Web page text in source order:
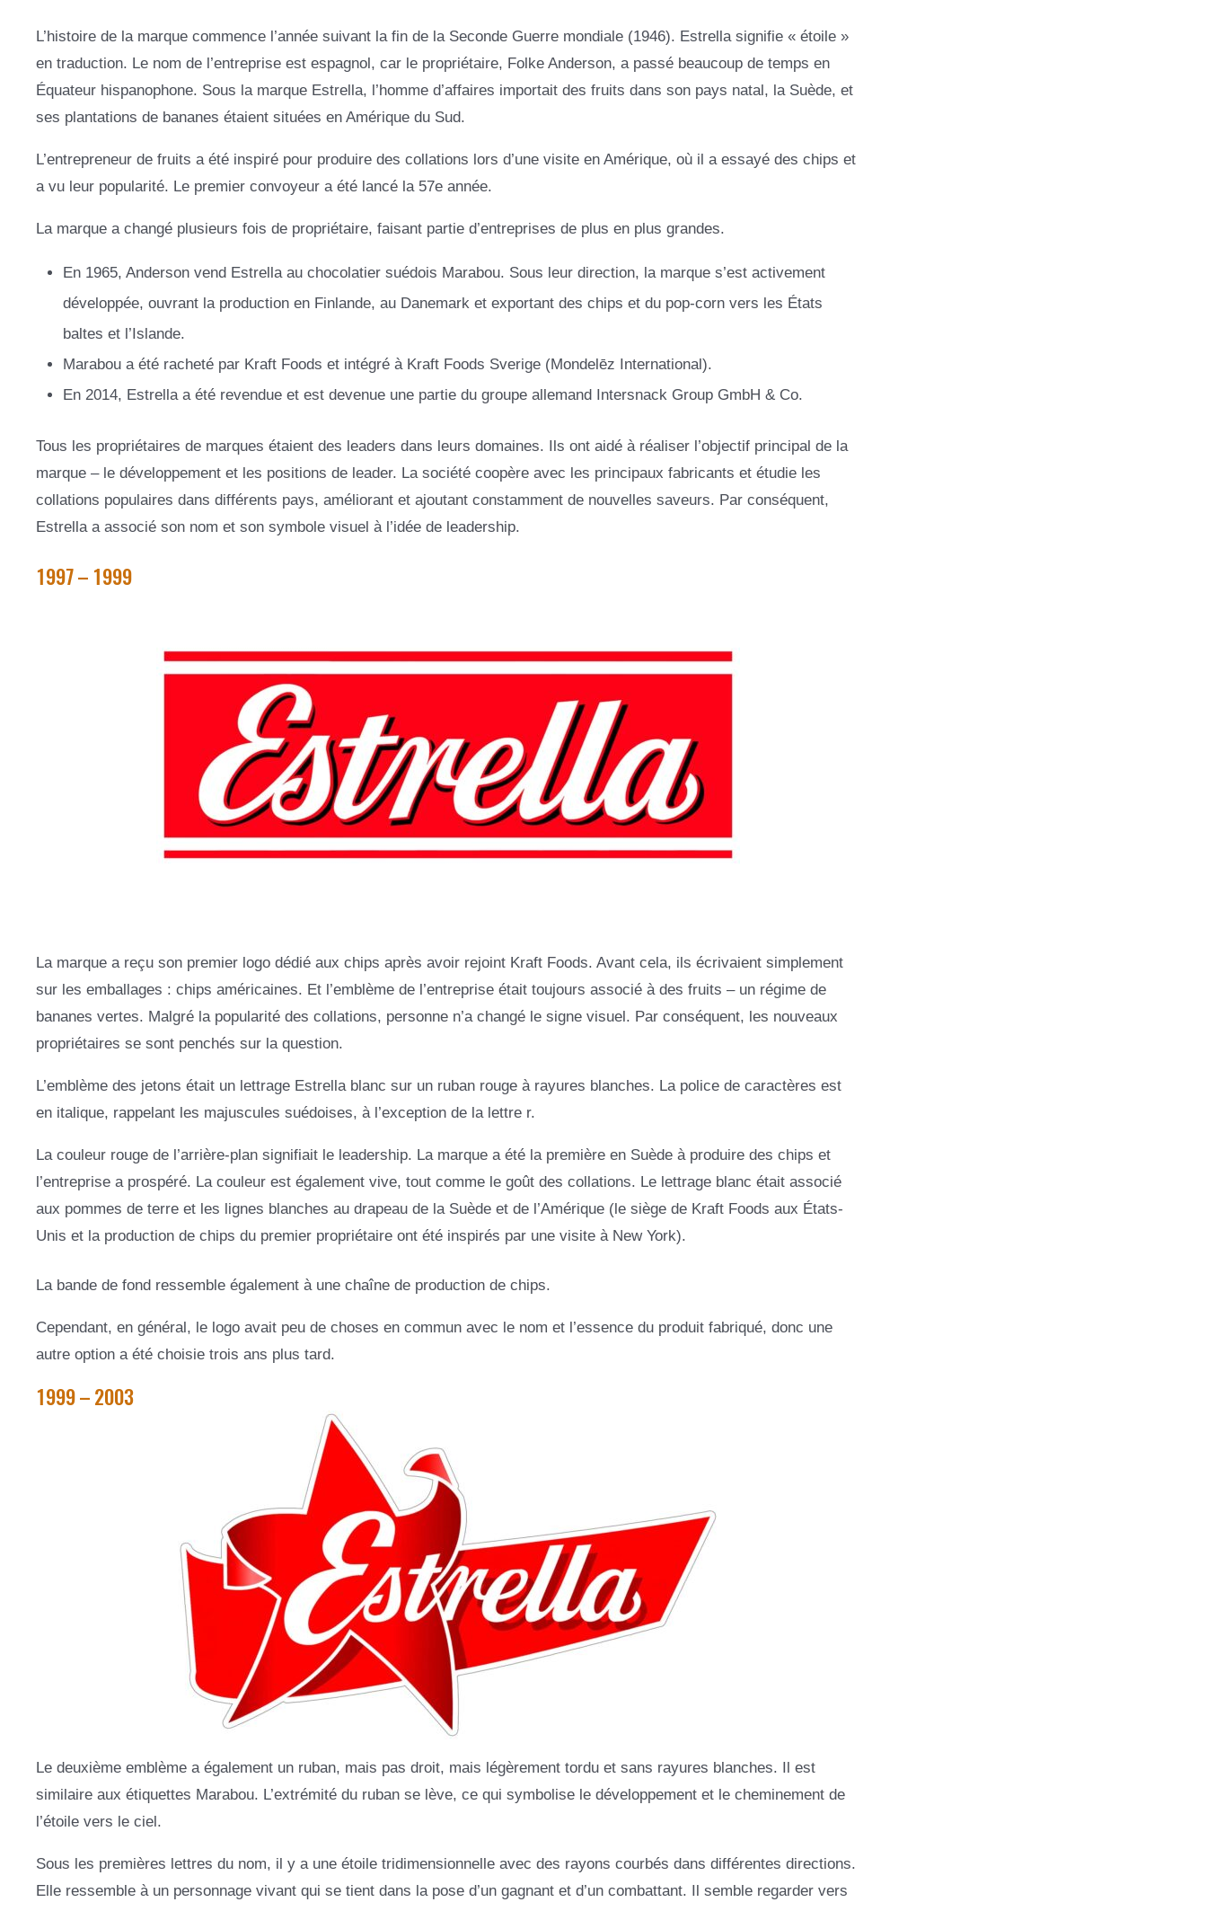
L’histoire de la marque commence l’année suivant la fin de la Seconde Guerre mondiale (1946). Estrella signifie « étoile »
en traduction. Le nom de l’entreprise est espagnol, car le propriétaire, Folke Anderson, a passé beaucoup de temps en
Équateur hispanophone. Sous la marque Estrella, l’homme d’affaires importait des fruits dans son pays natal, la Suède, et
ses plantations de bananes étaient situées en Amérique du Sud.
L’entrepreneur de fruits a été inspiré pour produire des collations lors d’une visite en Amérique, où il a essayé des chips et
a vu leur popularité. Le premier convoyeur a été lancé la 57e année.
La marque a changé plusieurs fois de propriétaire, faisant partie d’entreprises de plus en plus grandes.
En 1965, Anderson vend Estrella au chocolatier suédois Marabou. Sous leur direction, la marque s’est activement
développée, ouvrant la production en Finlande, au Danemark et exportant des chips et du pop-corn vers les États
baltes et l’Islande.
Marabou a été racheté par Kraft Foods et intégré à Kraft Foods Sverige (Mondelēz International).
En 2014, Estrella a été revendue et est devenue une partie du groupe allemand Intersnack Group GmbH & Co.
Tous les propriétaires de marques étaient des leaders dans leurs domaines. Ils ont aidé à réaliser l’objectif principal de la
marque – le développement et les positions de leader. La société coopère avec les principaux fabricants et étudie les
collations populaires dans différents pays, améliorant et ajoutant constamment de nouvelles saveurs. Par conséquent,
Estrella a associé son nom et son symbole visuel à l’idée de leadership.
1997 – 1999
La marque a reçu son premier logo dédié aux chips après avoir rejoint Kraft Foods. Avant cela, ils écrivaient simplement
sur les emballages : chips américaines. Et l’emblème de l’entreprise était toujours associé à des fruits – un régime de
bananes vertes. Malgré la popularité des collations, personne n’a changé le signe visuel. Par conséquent, les nouveaux
propriétaires se sont penchés sur la question.
L’emblème des jetons était un lettrage Estrella blanc sur un ruban rouge à rayures blanches. La police de caractères est
en italique, rappelant les majuscules suédoises, à l’exception de la lettre r.
La couleur rouge de l’arrière-plan signifiait le leadership. La marque a été la première en Suède à produire des chips et
l’entreprise a prospéré. La couleur est également vive, tout comme le goût des collations. Le lettrage blanc était associé
aux pommes de terre et les lignes blanches au drapeau de la Suède et de l’Amérique (le siège de Kraft Foods aux États-
Unis et la production de chips du premier propriétaire ont été inspirés par une visite à New York).
La bande de fond ressemble également à une chaîne de production de chips.
Cependant, en général, le logo avait peu de choses en commun avec le nom et l’essence du produit fabriqué, donc une
autre option a été choisie trois ans plus tard.
1999 – 2003
Le deuxième emblème a également un ruban, mais pas droit, mais légèrement tordu et sans rayures blanches. Il est
similaire aux étiquettes Marabou. L’extrémité du ruban se lève, ce qui symbolise le développement et le cheminement de
l’étoile vers le ciel.
Sous les premières lettres du nom, il y a une étoile tridimensionnelle avec des rayons courbés dans différentes directions.
Elle ressemble à un personnage vivant qui se tient dans la pose d’un gagnant et d’un combattant. Il semble regarder vers